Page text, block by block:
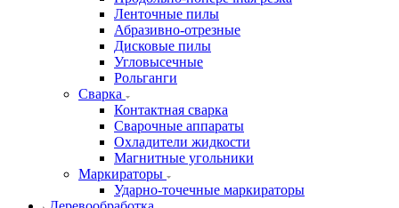
Ленточные пилы
Абразивно-отрезные
Дисковые пилы
Угловысечные
Рольганги
Сварка
Контактная сварка
Сварочные аппараты
Охладители жидкости
Магнитные угольники
Маркираторы
Ударно-точечные маркираторы